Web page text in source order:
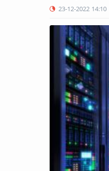
23-12-2022 14:10